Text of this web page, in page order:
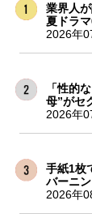
業界人
夏ドラ
2026年
「性的
母”がセ
2026年
手紙1枚
バーニ
2026年